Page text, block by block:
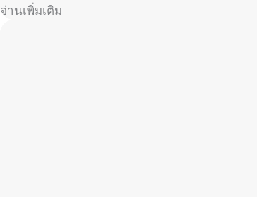
อ่านเพิ่มเติม